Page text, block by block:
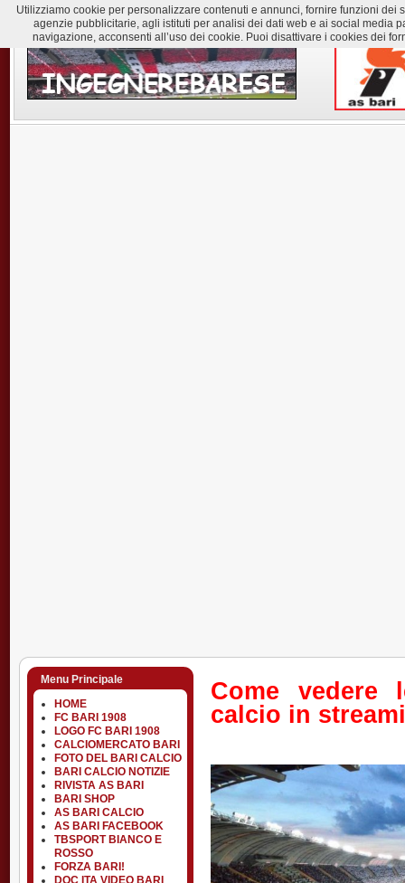
Menu Principale
HOME
FC BARI 1908
LOGO FC BARI 1908
CALCIOMERCATO BARI
FOTO DEL BARI CALCIO
BARI CALCIO NOTIZIE
RIVISTA AS BARI
BARI SHOP
AS BARI CALCIO
AS BARI FACEBOOK
TBSPORT BIANCO E
ROSSO
FORZA BARI!
DOC ITA VIDEO BARI
Come vedere
calcio in
Utilizziamo cookie per personalizzare contenuti e annunci, fornire funzioni
agenzie pubblicitarie, agli istituti per analisi dei dati web e ai social media
navigazione, acconsenti all’uso dei cookie. Puoi disattivare i cookies dei